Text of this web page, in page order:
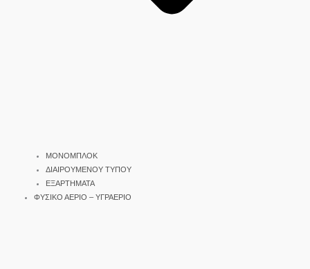
ΜΟΝΟΜΠΛΟΚ
ΔΙΑΙΡΟΥΜΕΝΟΥ ΤΥΠΟΥ
ΕΞΑΡΤΗΜΑΤΑ
ΦΥΣΙΚΟ ΑΕΡΙΟ – ΥΓΡΑΕΡΙΟ